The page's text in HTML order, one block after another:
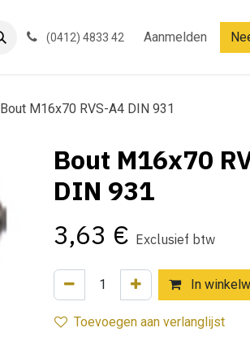
(0412) 4833 42 Aanmelden
Bout M16x70 RVS-A4 DIN 931
Bout M16x70
DIN 931
3,63 € Exclusief btw
In
Toevoegen aan verlanglijst